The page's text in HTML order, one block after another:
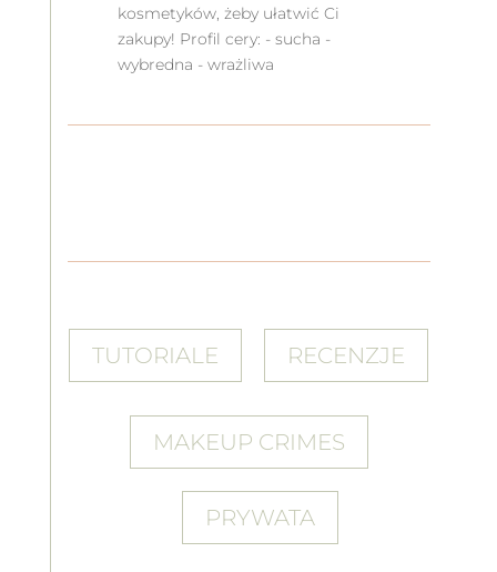
kosmetyków, żeby ułatwić Ci
zakupy! Profil cery: - sucha -
wybredna - wrażliwa
TUTORIALE RECENZJE
MAKEUP CRIMES
PRYWATA